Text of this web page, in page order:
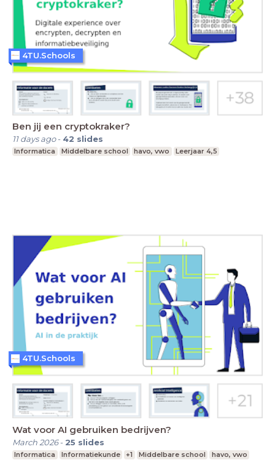
Ben jij een cryptokraker?
11 days ago- 42 slides
Informatica Middelbare school havo, vwo Leerjaar 4,5
4TU.Schools
Wat voor AI gebruiken bedrijven?
March 2026- 25 slides
Informatica Informatiekunde +1 Middelbare school
havo, vwo
4TU.Schools